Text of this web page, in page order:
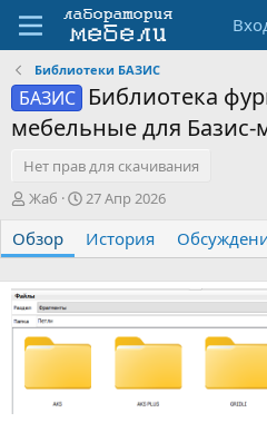
Библиотеки БАЗИС
БАЗИС
Библиотека
мебельные для
Нет прав для скачивания
А
т
о
р
Жаб
Д
т
а
с
о
з
27 Апр 2026
Обзор История